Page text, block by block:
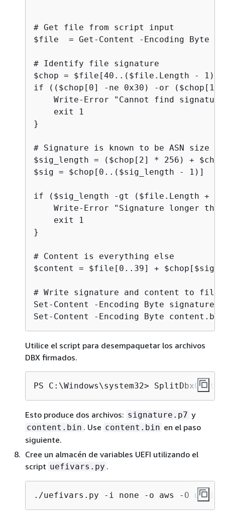
# Get file from script input
$file  = Get-Content -Encoding Byte
# Identify file signature
$chop = $file[40..($file.Length - 1)]
if (($chop[0] -ne 0x30) -or
Write-Error "Cannot find
    exit 1
}
# Signature is known to be ASN size
$sig_length = ($chop[2] * 256) +
$sig = $chop[0..($sig_length - 1)]
if ($sig_length -gt ($file.Length +
Write-Error "Signature longer
    exit 1
}
# Content is everything else
$content = $file[0..39] +
# Write signature and content to files
Set-Content -Encoding Byte
Set-Content -Encoding Byte
Utilice el script para desempaquetar los archivos
DBX firmados.
PS C:\Windows\system32>
Esto produce dos archivos: signature.p7 y
content.bin . Use content.bin en el paso
siguiente.
Cree un almacén de variables UEFI utilizando el
script uefivars.py .
./uefivars.py -i none -o aws -O